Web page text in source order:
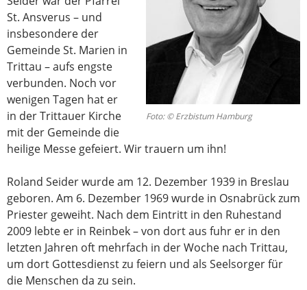
Foto: © Erzbistum Hamburg
St. Ansverus – und
insbesondere der
Gemeinde St. Marien in
Trittau – aufs engste
verbunden. Noch vor
wenigen Tagen hat er
in der Trittauer Kirche
mit der Gemeinde die
heilige Messe gefeiert. Wir trauern um ihn!
Roland Seider wurde am 12. Dezember 1939 in Breslau
geboren. Am 6. Dezember 1969 wurde in Osnabrück zum
Priester geweiht. Nach dem Eintritt in den Ruhestand
2009 lebte er in Reinbek – von dort aus fuhr er in den
letzten Jahren oft mehrfach in der Woche nach Trittau,
um dort Gottesdienst zu feiern und als Seelsorger für
die Menschen da zu sein.